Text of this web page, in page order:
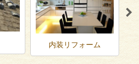
内装リフォーム